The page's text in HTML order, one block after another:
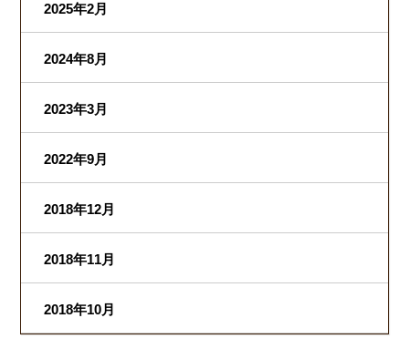
2025年2月
2024年8月
2023年3月
2022年9月
2018年12月
2018年11月
2018年10月